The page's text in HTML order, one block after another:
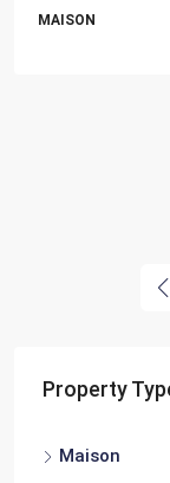
MAISON
Property
Maison